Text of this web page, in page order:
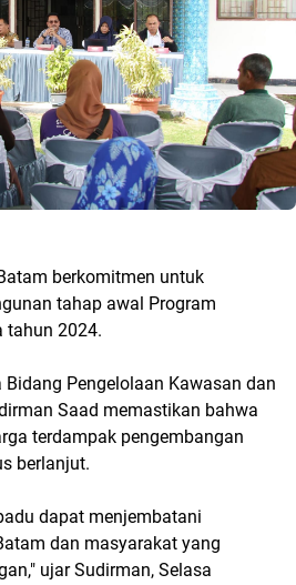
berkomitmen untuk
tahap awal Program
tahun 2024.
Bidang Pengelolaan Kawasan dan
Saad memastikan bahwa
terdampak pengembangan
berlanjut.
dapat menjembatani
dan masyarakat yang
ujar Sudirman, Selasa